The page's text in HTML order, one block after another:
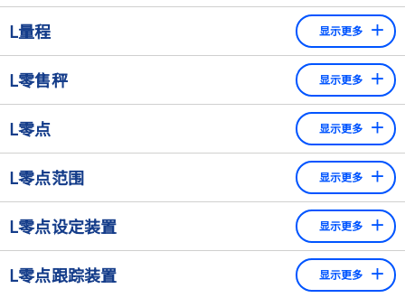
L量程 显示更多
衡器最大秤量时的重量指示与静载荷时的指示之间的差异。
L零售秤 显示更多
零售秤（自动）检查重量不同的包装产品这些产品由于其组
成而具有不同的包装重量（例如水果块）。产品在运动中称
重；包装价格以每公斤的存储价格计算，然后转移到例如贴
标机上，为包装制作相应的标签。
L零点 显示更多
处于空载状态的秤的参考状态 => 秤显示 = 0 g (mg, kg, t, ...)
L零点范围 显示更多
衡器可被清零的范围。譬如1.9%意味着可以在校准零点的
+/-1.9%范围内对任何重量进行清零。
L零点设定装置 显示更多
当秤盘空载时，用于对数字或模拟显示器进行清零的装置。
在实验室天平上，清零键的功能通常通过去皮键实现。
L零点跟踪装置 显示更多